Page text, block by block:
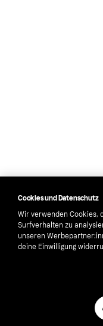
Cookies und Datenschutz
Wir verwenden Cookies,
Surfverhalten zu
unseren
deine Einwilligung